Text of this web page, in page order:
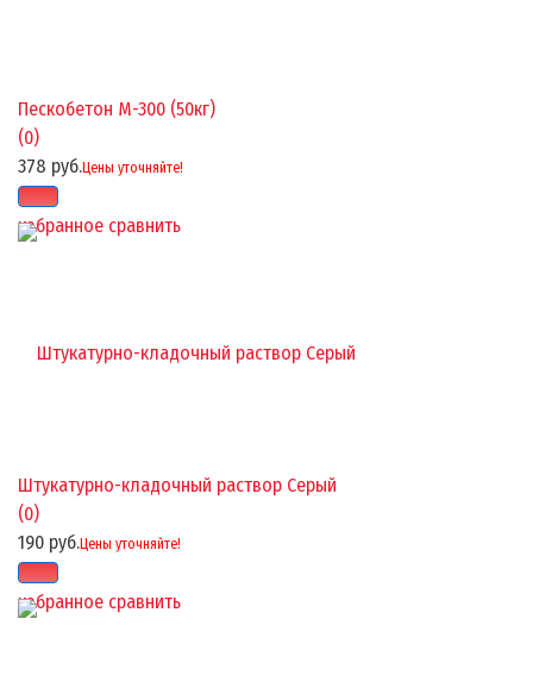
избранное сравнить
Пескобетон М-300 (50кг)
(0)
378 руб.Цены уточняйте!
избранное сравнить
Штукатурно-кладочный раствор Серый
(0)
190 руб.Цены уточняйте!